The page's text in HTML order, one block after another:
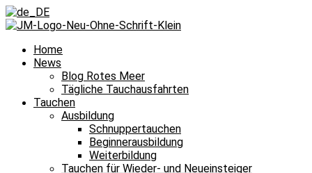
Home
News
Blog Rotes Meer
Tägliche Tauchausfahrten
Tauchen
Ausbildung
Schnuppertauchen
Beginnerausbildung
Weiterbildung
Tauchen für Wieder- und Neueinsteiger